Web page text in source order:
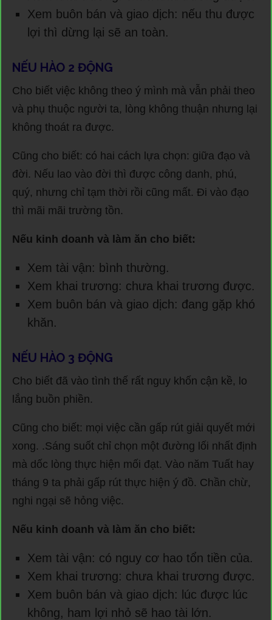
Xem buôn bán và giao dịch: nếu thu được
lợi thì dừng lại sẽ an toàn.
NẾU HÀO 2 ĐỘNG
Cho biết việc không theo ý mình mà vẫn phải theo
và phụ thuộc người ta, lòng không thuận nhưng lại
không thoát ra được.
Cũng cho biết: có hai cách lựa chọn: giữa đạo và
đời. Nếu lao vào đời thì được công danh, phú,
quý, nhưng chỉ tạm thời rồi cũng mất. Đi vào đạo
thì mãi mãi trường tồn.
Nếu kinh doanh và làm ăn cho biết:
Xem tài vận: bình thường.
Xem khai trương: chưa khai trương được.
Xem buôn bán và giao dịch: đang gặp khó
khăn.
NẾU HÀO 3 ĐỘNG
Cho biết đã vào tình thế rất nguy khốn cận kề, lo
lắng buồn phiền.
Cũng cho biết: mọi việc cần gấp rút giải quyết mới
xong. .Sáng suốt chỉ chọn một đường lối nhất định
mà dốc lòng thực hiện mối đạt. Vào năm Tuất hay
tháng 9 ta phải gấp rút thực hiện ý đồ. Chần chừ,
nghi ngại sẽ hỏng việc.
Nếu kinh doanh và làm ăn cho biết:
Xem tài vận: có nguy cơ hao tổn tiền của.
Xem khai trương: chưa khai trương được.
Xem buôn bán và giao dịch: lúc được lúc
không, ham lợi nhỏ sẽ hao tài lớn.